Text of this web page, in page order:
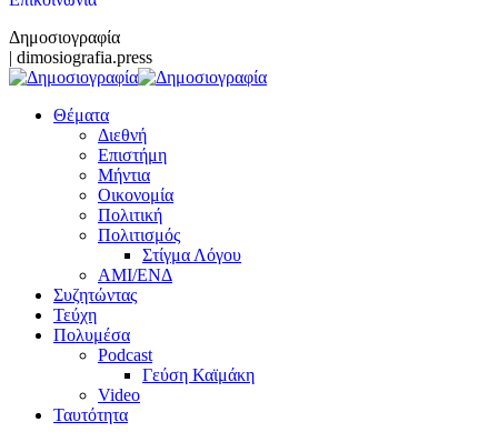
Δημοσιογραφία
| dimosiografia.press
Θέματα
Διεθνή
Επιστήμη
Μήντια
Οικονομία
Πολιτική
Πολιτισμός
Στίγμα Λόγου
AMI/ΕΝΔ
Συζητώντας
Τεύχη
Πολυμέσα
Podcast
Γεύση Καϊμάκη
Video
Ταυτότητα